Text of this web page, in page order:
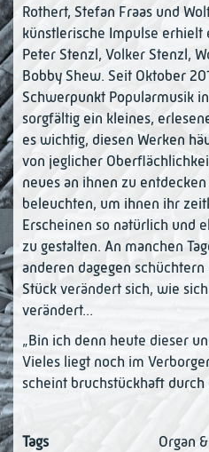
Rothert, Stefan Fraas und
künstlerische Impulse erhielt
Peter Stenzl, Volker Stenzl,
Bobby Shew. Seit Oktober
Schwerpunkt Popularmusik
sorgfältig ein kleines,
es wichtig, diesen Werken
von jeglicher
neues an ihnen zu
beleuchten, um ihnen ihr
Erscheinen so natürlich und
zu gestalten. An manchen
anderen dagegen schüchtern
Stück verändert sich, wie
verändert...
„Bin ich denn heute dieser
Vieles liegt noch im
scheint bruchstückhaft durch
Tags Organ